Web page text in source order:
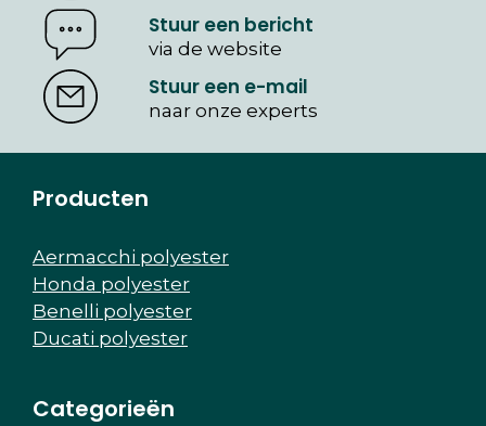
Stuur een bericht
via de website
Stuur een e-mail
naar onze experts
Producten
Aermacchi polyester
Honda polyester
Benelli polyester
Ducati polyester
Categorieën